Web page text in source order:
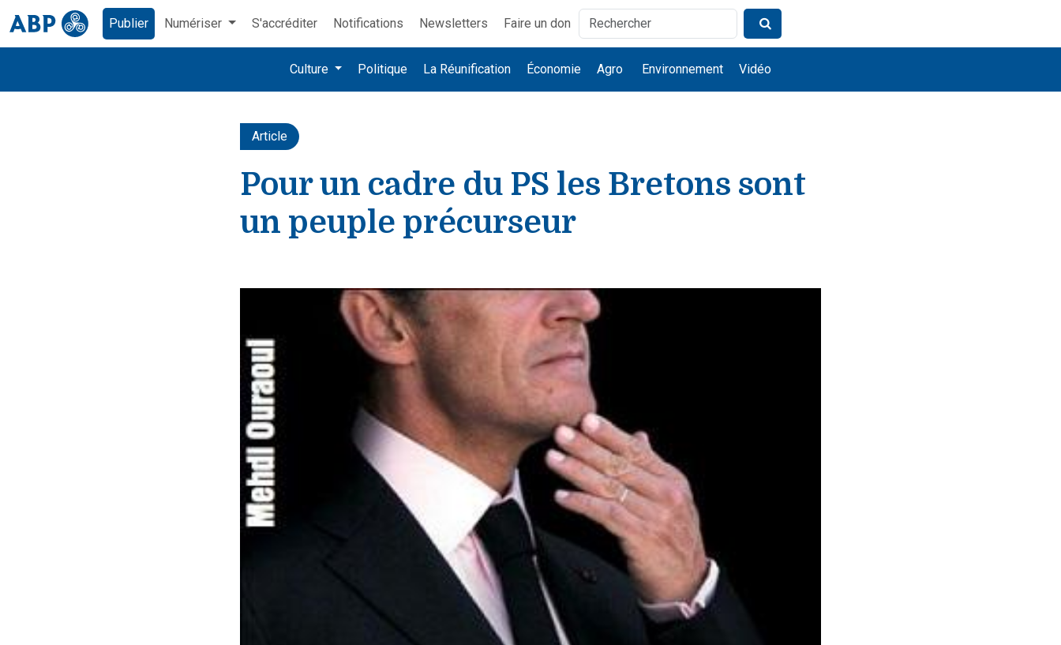
Publier Numériser S'accréditer Notifications Newsletters Faire un don
Culture Politique La Réunification Économie Agro Environnement Vidéo
Article
Pour un cadre du PS les Bretons sont
un peuple précurseur